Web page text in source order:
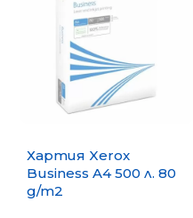
Хартия Xerox
Business A4 500 л. 80
g/m2